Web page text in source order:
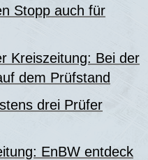
Stopp auch für
Kreiszeitung: Bei der
dem Prüfstand
drei Prüfer
EnBW entdeck